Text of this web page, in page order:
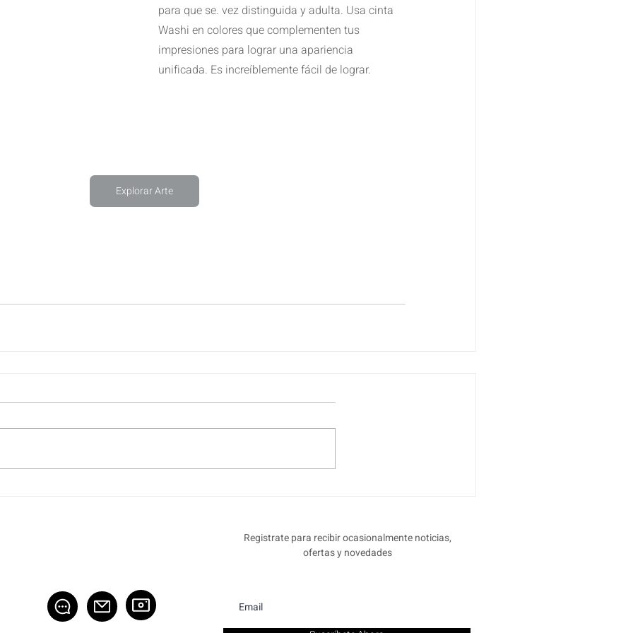
para que se. vez distinguida y adulta. Usa cinta
Washi en colores que complementen tus
impresiones para lograr una apariencia
unificada. Es increíblemente fácil de lograr.
Explorar Arte
Registrate para recibir ocasionalmente noticias,
ofertas y novedades